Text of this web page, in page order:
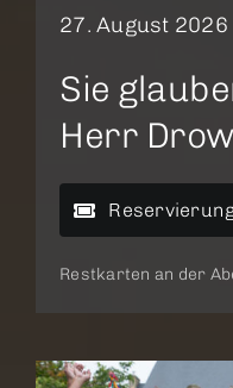
27. August 2026
Sie
Herr
Restkarten an der